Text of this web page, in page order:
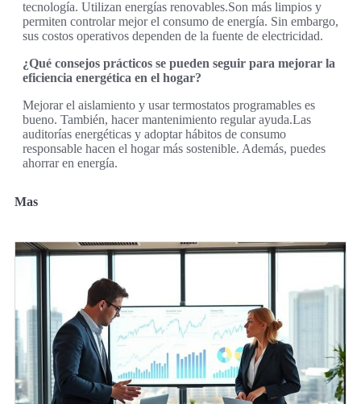
tecnología. Utilizan energías renovables.Son más limpios y
permiten controlar mejor el consumo de energía. Sin embargo,
sus costos operativos dependen de la fuente de electricidad.
¿Qué consejos prácticos se pueden seguir para mejorar la
eficiencia energética en el hogar?
Mejorar el aislamiento y usar termostatos programables es
bueno. También, hacer mantenimiento regular ayuda.Las
auditorías energéticas y adoptar hábitos de consumo
responsable hacen el hogar más sostenible. Además, puedes
ahorrar en energía.
Mas